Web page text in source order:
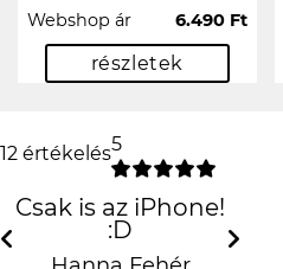
Webshop ár 6.490 Ft
részletek
12 értékelés5
Csak is az iPhone!
:D
Previous Next